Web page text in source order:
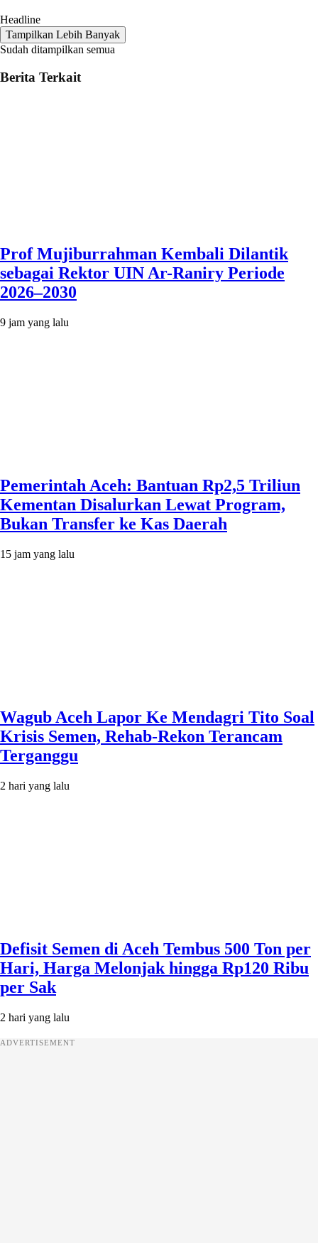
Headline
Tampilkan Lebih Banyak
Sudah ditampilkan semua
Berita Terkait
Prof Mujiburrahman Kembali Dilantik
sebagai Rektor UIN Ar-Raniry Periode
2026–2030
9 jam yang lalu
Pemerintah Aceh: Bantuan Rp2,5 Triliun
Kementan Disalurkan Lewat Program,
Bukan Transfer ke Kas Daerah
15 jam yang lalu
Wagub Aceh Lapor Ke Mendagri Tito Soal
Krisis Semen, Rehab-Rekon Terancam
Terganggu
2 hari yang lalu
Defisit Semen di Aceh Tembus 500 Ton per
Hari, Harga Melonjak hingga Rp120 Ribu
per Sak
2 hari yang lalu
ADVERTISEMENT